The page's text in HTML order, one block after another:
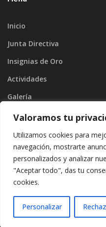
Valoramos tu
Utilizamos cookies para
navegación, mostrarte
personalizados y analizar
"Aceptar todo", das tu
cookies.
Personalizar
Inicio
Junta Directiva
Insignias de Oro
Actividades
Galería
Blog
Contacto
Copyright ©2026